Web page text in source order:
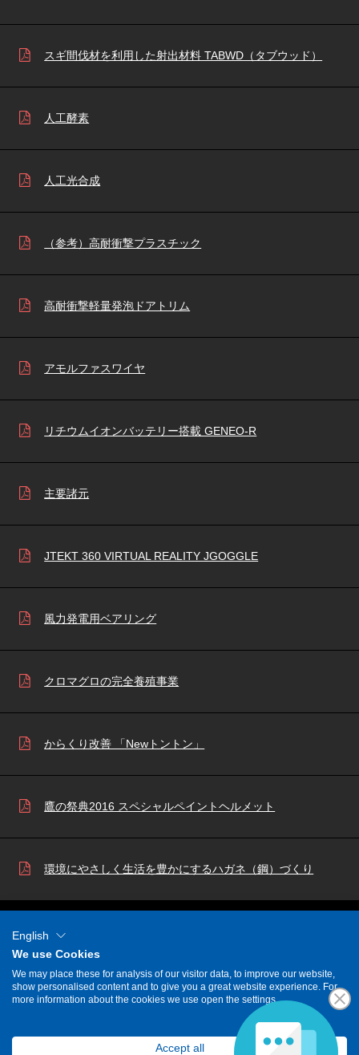
スギ間伐材を利用した射出材料 TABWD（タブウッド）
人工酵素
人工光合成
（参考）高耐衝撃プラスチック
高耐衝撃軽量発泡ドアトリム
アモルファスワイヤ
リチウムイオンバッテリー搭載 GENEO-R
主要諸元
JTEKT 360 VIRTUAL REALITY JGOGGLE
風力発電用ベアリング
クロマグロの完全養殖事業
からくり改善 「Newトントン」
鷹の祭典2016 スペシャルペイントヘルメット
環境にやさしく生活を豊かにするハガネ（鋼）づくり
当サイトに掲載の記事・写真の無断転載を禁じます。
Copyright(C) Toyota Commemorative Museum of Industry and Technology All rights
English
We use Cookies
We may place these for analysis of our visitor data, to improve our website,
show personalised content and to give you a great website experience. For
more information about the cookies we use open the settings.
Accept all